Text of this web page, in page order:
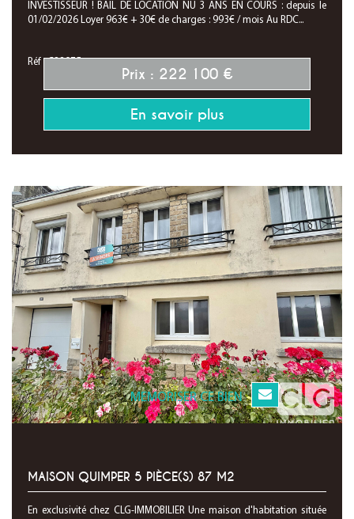
INVESTISSEUR ! BAIL DE LOCATION NU 3 ANS EN COURS : depuis le
01/02/2026 Loyer 963€ + 30€ de charges : 993€ / mois Au RDC...
Réf : C28075
Prix : 222 100 €
En savoir plus
MEMORISER CE BIEN
MAISON QUIMPER 5 PIÈCE(S) 87 M2
En exclusivité chez CLG-IMMOBILIER Une maison d'habitation située